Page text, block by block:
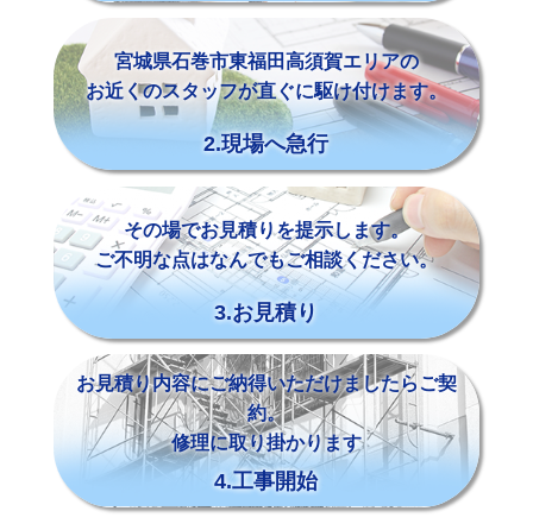
宮城県石巻市東福田高須賀エリアの
お近くのスタッフが直ぐに駆け付けます。
2.現場へ急行
その場でお見積りを提示します。
ご不明な点はなんでもご相談ください。
3.お見積り
お見積り内容にご納得いただけましたらご契
約。
修理に取り掛かります
4.工事開始